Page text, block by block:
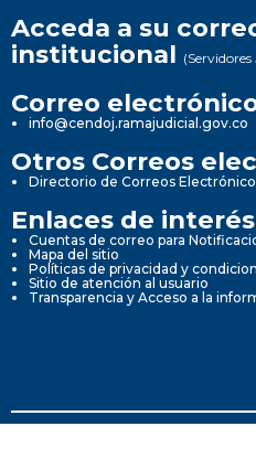
Acceda a su
institucional (Servidores
Correo
info@cendoj.ramajudicial.gov.co
Otros Correos
Directorio de Correos
Enlaces de
Cuentas de correo para
Mapa del sitio
Políticas de privacidad y
Sitio de atención al usuario
Transparencia y Acceso a la